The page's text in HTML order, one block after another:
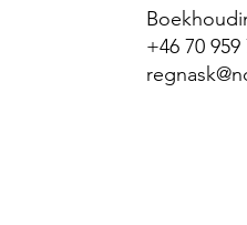
+46 70 959